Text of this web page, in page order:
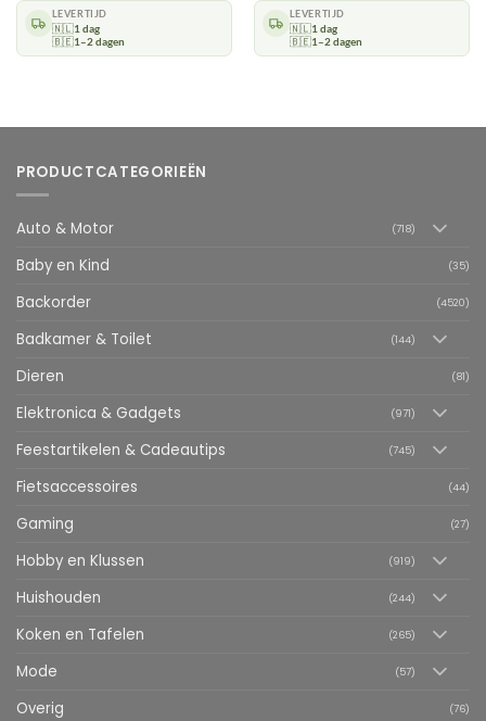
LEVERTIJD
🇳🇱1 dag
🇧🇪1–2 dagen
LEVERTIJD
🇳🇱1 dag
🇧🇪1–2 dagen
PRODUCTCATEGORIEËN
Auto & Motor (718)
Baby en Kind (35)
Backorder (4520)
Badkamer & Toilet (144)
Dieren (81)
Elektronica & Gadgets (971)
Feestartikelen & Cadeautips (745)
Fietsaccessoires (44)
Gaming (27)
Hobby en Klussen (919)
Huishouden (244)
Koken en Tafelen (265)
Mode (57)
Overig (76)